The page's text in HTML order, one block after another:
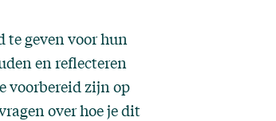
geven voor hun
en reflecteren
voorbereid zijn op
over hoe je dit